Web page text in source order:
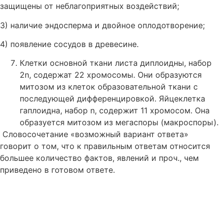
защищены от неблагоприятных воздействий;
3) наличие эндосперма и двойное оплодотворение;
4) появление сосудов в древесине.
Клетки основной ткани листа диплоидны, набор
2n, содержат 22 хромосомы. Они образуются
митозом из клеток образовательной ткани с
последующей дифференцировкой. Яйцеклетка
гаплоидна, набор n, содержит 11 хромосом. Она
образуется митозом из мегаспоры (макроспоры).
Словосочетание «возможный вариант ответа»
говорит о том, что к правильным ответам относится
большее количество фактов, явлений и проч., чем
приведено в готовом ответе.